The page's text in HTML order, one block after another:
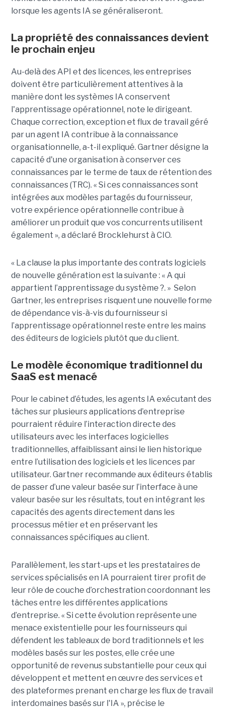
lorsque les agents IA se généraliseront.
La propriété des connaissances devient
le prochain enjeu
Au-delà des API et des licences, les entreprises
doivent être particulièrement attentives à la
manière dont les systèmes IA conservent
l'apprentissage opérationnel, note le dirigeant.
Chaque correction, exception et flux de travail géré
par un agent IA contribue à la connaissance
organisationnelle, a-t-il expliqué. Gartner désigne la
capacité d'une organisation à conserver ces
connaissances par le terme de taux de rétention des
connaissances (TRC). « Si ces connaissances sont
intégrées aux modèles partagés du fournisseur,
votre expérience opérationnelle contribue à
améliorer un produit que vos concurrents utilisent
également », a déclaré Brocklehurst à CIO.
« La clause la plus importante des contrats logiciels
de nouvelle génération est la suivante : « A qui
appartient l’apprentissage du système ?. » Selon
Gartner, les entreprises risquent une nouvelle forme
de dépendance vis-à-vis du fournisseur si
l’apprentissage opérationnel reste entre les mains
des éditeurs de logiciels plutôt que du client.
Le modèle économique traditionnel du
SaaS est menacé
Pour le cabinet d’études, les agents IA exécutant des
tâches sur plusieurs applications d’entreprise
pourraient réduire l’interaction directe des
utilisateurs avec les interfaces logicielles
traditionnelles, affaiblissant ainsi le lien historique
entre l’utilisation des logiciels et les licences par
utilisateur. Gartner recommande aux éditeurs établis
de passer d’une valeur basée sur l’interface à une
valeur basée sur les résultats, tout en intégrant les
capacités des agents directement dans les
processus métier et en préservant les
connaissances spécifiques au client.
Parallèlement, les start-ups et les prestataires de
services spécialisés en IA pourraient tirer profit de
leur rôle de couche d’orchestration coordonnant les
tâches entre les différentes applications
d’entreprise. « Si cette évolution représente une
menace existentielle pour les fournisseurs qui
défendent les tableaux de bord traditionnels et les
modèles basés sur les postes, elle crée une
opportunité de revenus substantielle pour ceux qui
développent et mettent en œuvre des services et
des plateformes prenant en charge les flux de travail
interdomaines basés sur l'IA », précise le